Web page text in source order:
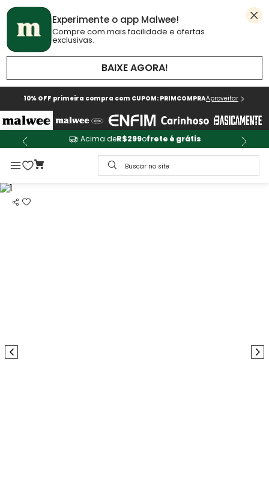
Experimente o app Malwee!
Compre com mais facilidade e ofertas
exclusivas.
BAIXE AGORA!
10% OFF primeira compra com CUPOM: PRIMCOMPRAAproveitar
Acima deR$299ofrete é grátis
Buscar no site